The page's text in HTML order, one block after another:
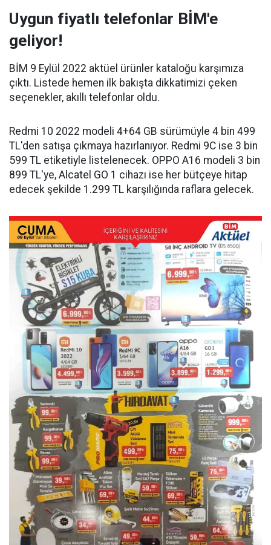
Uygun fiyatlı telefonlar BİM'e
geliyor!
BİM 9 Eylül 2022 aktüel ürünler kataloğu karşımıza
çıktı. Listede hemen ilk bakışta dikkatimizi çeken
seçenekler, akıllı telefonlar oldu.
Redmi 10 2022 modeli 4+64 GB sürümüyle 4 bin 499
TL'den satışa çıkmaya hazırlanıyor. Redmi 9C ise 3 bin
599 TL etiketiyle listelenecek. OPPO A16 modeli 3 bin
899 TL'ye, Alcatel GO 1 cihazı ise her bütçeye hitap
edecek şekilde 1.299 TL karşılığında raflara gelecek.